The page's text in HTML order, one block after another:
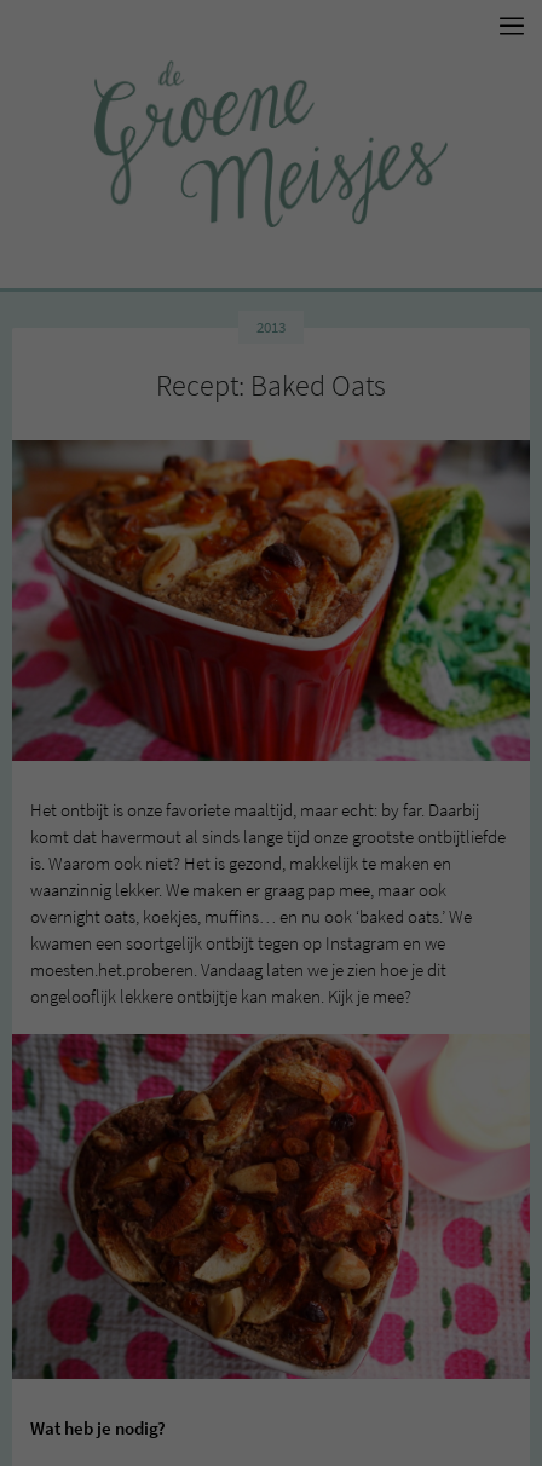
2013
Recept: Baked Oats
Het ontbijt is onze favoriete maaltijd, maar echt: by far. Daarbij
komt dat havermout al sinds lange tijd onze grootste ontbijtliefde
is. Waarom ook niet? Het is gezond, makkelijk te maken en
waanzinnig lekker. We maken er graag pap mee, maar ook
overnight oats, koekjes, muffins… en nu ook ‘baked oats.’ We
kwamen een soortgelijk ontbijt tegen op Instagram en we
moesten.het.proberen. Vandaag laten we je zien hoe je dit
ongelooflijk lekkere ontbijtje kan maken. Kijk je mee?
Wat heb je nodig?